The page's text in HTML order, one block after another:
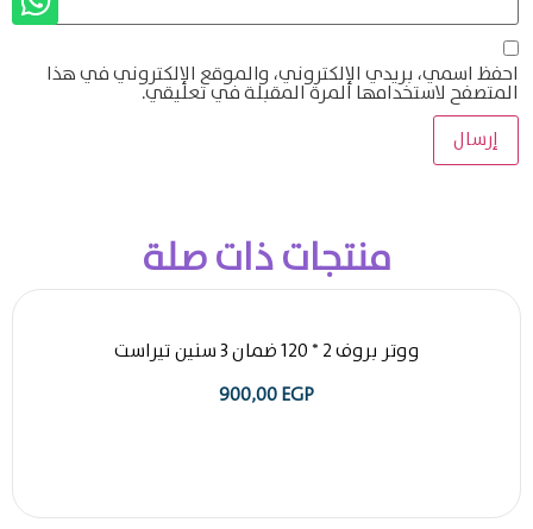
احفظ اسمي، بريدي الإلكتروني، والموقع الإلكتروني في هذا
المتصفح لاستخدامها المرة المقبلة في تعليقي.
منتجات ذات صلة
ووتر بروف 2 * 120 ضمان 3 سنين تيراست
900,00EGP